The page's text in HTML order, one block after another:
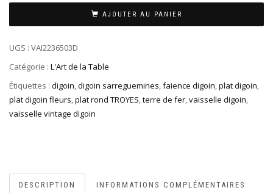
AJOUTER AU PANIER
UGS : VAI2236503D
Catégorie : L'Art de la Table
Étiquettes : digoin,digoin sarreguemines,faience digoin,plat digoin,
plat digoin fleurs,plat rond TROYES,terre de fer,vaisselle digoin,
vaisselle vintage digoin
DESCRIPTION INFORMATIONS COMPLÉMENTAIRES